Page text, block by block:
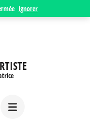
Ignorer